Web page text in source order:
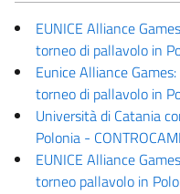
EUNICE Alliance
torneo di pallavolo in
Eunice Alliance
torneo di pallavolo in
Università di Catania
Polonia -
EUNICE Alliance
torneo pallavolo in